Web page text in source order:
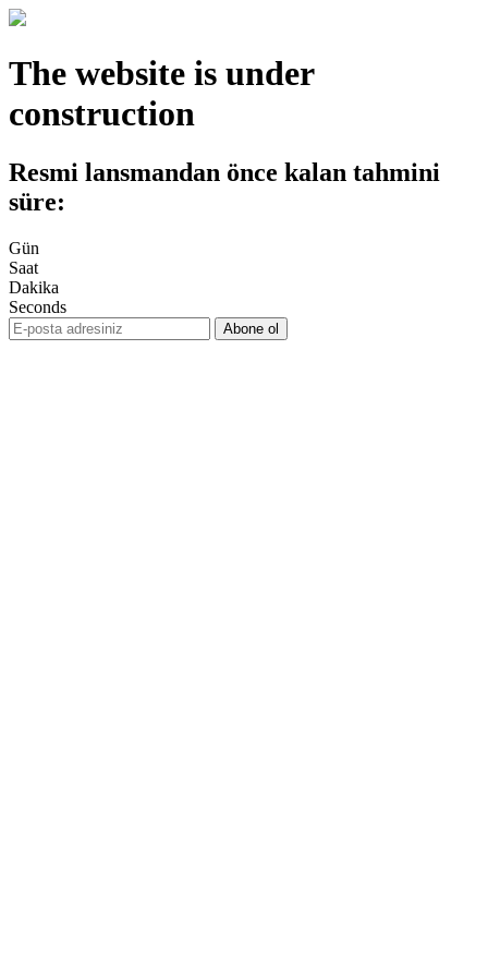
The website is under
construction
Resmi lansmandan önce kalan tahmini
süre:
Gün
Saat
Dakika
Seconds